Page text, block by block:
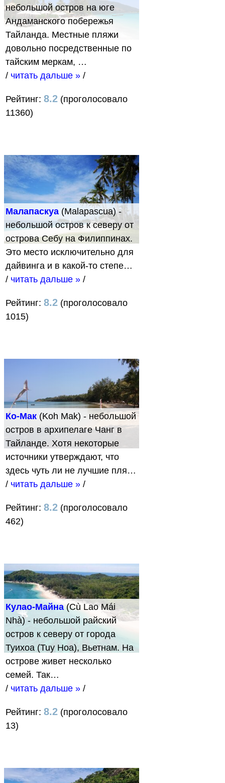
небольшой остров на юге
Андаманского побережья
Тайланда. Местные пляжи
довольно посредственные по
тайским меркам, …
/ читать дальше » /
Рейтинг: 8.2 (проголосовало
11360)
Малапаскуа (Malapascua) -
небольшой остров к северу от
острова Себу на Филиппинах.
Это место исключительно для
дайвинга и в какой-то степе…
/ читать дальше » /
Рейтинг: 8.2 (проголосовало
1015)
Ко-Мак (Koh Mak) - небольшой
остров в архипелаге Чанг в
Тайланде. Хотя некоторые
источники утверждают, что
здесь чуть ли не лучшие пля…
/ читать дальше » /
Рейтинг: 8.2 (проголосовало
462)
Кулао-Майна(Cù Lao Mái
Nhà) - небольшой райский
остров к северу от города
Туихоа (Tuy Hoa), Вьетнам. На
острове живет несколько
семей. Так…
/ читать дальше » /
Рейтинг: 8.2 (проголосовало
13)